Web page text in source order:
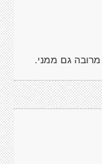
גם ממני.